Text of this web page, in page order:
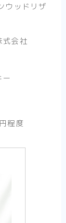
ウッドリザ
式会社
程度